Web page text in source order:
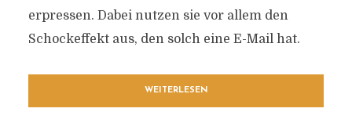
erpressen. Dabei nutzen sie vor allem den
Schockeffekt aus, den solch eine E-Mail hat.
WEITERLESEN